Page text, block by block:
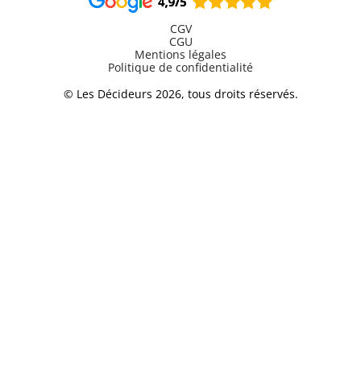
Information
CGV
CGU
Mentions légales
Politique de confidentialité
© Les Décideurs 2026, tous droits réservés.